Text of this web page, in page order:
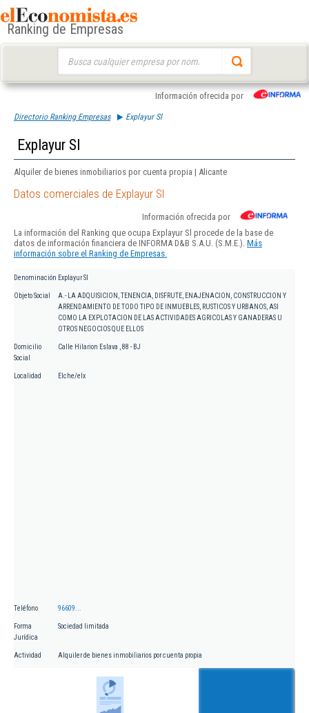
Ranking de Empresas
Información ofrecida por
Directorio Ranking Empresas Explayur Sl
Explayur Sl
Alquiler de bienes inmobiliarios por cuenta propia | Alicante
Datos comerciales de Explayur Sl
Información ofrecida por
La información del Ranking que ocupa Explayur Sl procede de la base de
datos de información financiera de INFORMA D&B S.A.U. (S.M.E.). Más
información sobre el Ranking de Empresas.
Denominación Explayur Sl
Objeto Social
A.- LA ADQUISICION, TENENCIA, DISFRUTE, ENAJENACION, CONSTRUCCION Y
ARRENDAMIENTO DE TODO TIPO DE INMUEBLES, RUSTICOS Y URBANOS, ASI
COMO LA EXPLOTACION DE LAS ACTIVIDADES AGRICOLAS Y GANADERAS U
OTROS NEGOCIOS QUE ELLOS
Domicilio
Social
Calle Hilarion Eslava , 88 - BJ
Localidad Elche/elx
Teléfono 96609...
Forma
Jurídica
Sociedad limitada
Actividad Alquiler de bienes inmobiliarios por cuenta propia